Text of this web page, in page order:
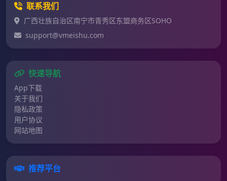
联系我们
广西壮族自治区南宁市青秀区东盟商务区SOHO
support@vmeishu.com
快速导航
App下载
关于我们
隐私政策
用户协议
网站地图
推荐平台